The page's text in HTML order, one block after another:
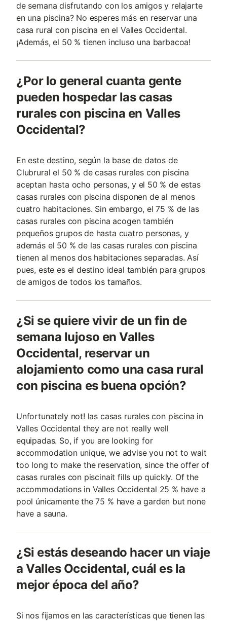
de semana disfrutando con los amigos y relajarte
en una piscina? No esperes más en reservar una
casa rural con piscina en el Valles Occidental.
¡Además, el 50 % tienen incluso una barbacoa!
¿Por lo general cuanta gente
pueden hospedar las casas
rurales con piscina en Valles
Occidental?
En este destino, según la base de datos de
Clubrural el 50 % de casas rurales con piscina
aceptan hasta ocho personas, y el 50 % de estas
casas rurales con piscina disponen de al menos
cuatro habitaciones. Sin embargo, el 75 % de las
casas rurales con piscina acogen también
pequeños grupos de hasta cuatro personas, y
además el 50 % de las casas rurales con piscina
tienen al menos dos habitaciones separadas. Así
pues, este es el destino ideal también para grupos
de amigos de todos los tamaños.
¿Si se quiere vivir de un fin de
semana lujoso en Valles
Occidental, reservar un
alojamiento como una casa rural
con piscina es buena opción?
Unfortunately not! las casas rurales con piscina in
Valles Occidental they are not really well
equipadas. So, if you are looking for
accommodation unique, we advise you not to wait
too long to make the reservation, since the offer of
casas rurales con piscinait fills up quickly. Of the
accommodations in Valles Occidental 25 % have a
pool únicamente the 75 % have a garden but none
have a sauna.
¿Si estás deseando hacer un viaje
a Valles Occidental, cuál es la
mejor época del año?
Si nos fijamos en las características que tienen las